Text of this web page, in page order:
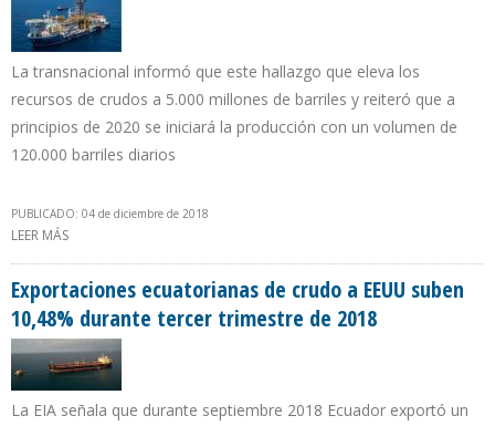
La transnacional informó que este hallazgo que eleva los
recursos de crudos a 5.000 millones de barriles y reiteró que a
principios de 2020 se iniciará la producción con un volumen de
120.000 barriles diarios
PUBLICADO: 04 de diciembre de 2018
LEER MÁS
Exportaciones ecuatorianas de crudo a EEUU suben
10,48% durante tercer trimestre de 2018
La EIA señala que durante septiembre 2018 Ecuador exportó un